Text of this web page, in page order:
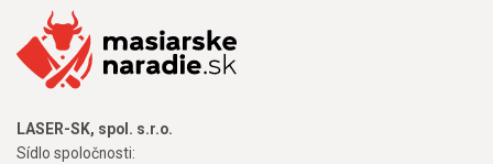
LASER-SK, spol. s.r.o.
Sídlo spoločnosti: